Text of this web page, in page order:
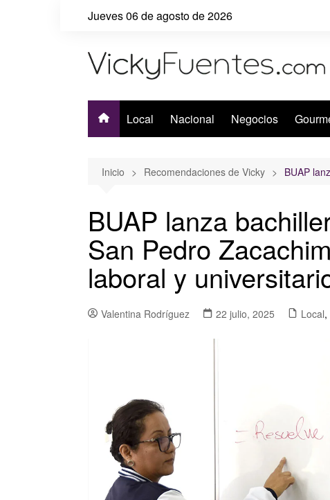
Jueves 06 de agosto de 2026
Local Nacional Negocios
Inicio Recomendaciones de Vicky BUAP
BUAP lanza
San Pedro
laboral y
Valentina Rodríguez 22 julio, 2025 Local,